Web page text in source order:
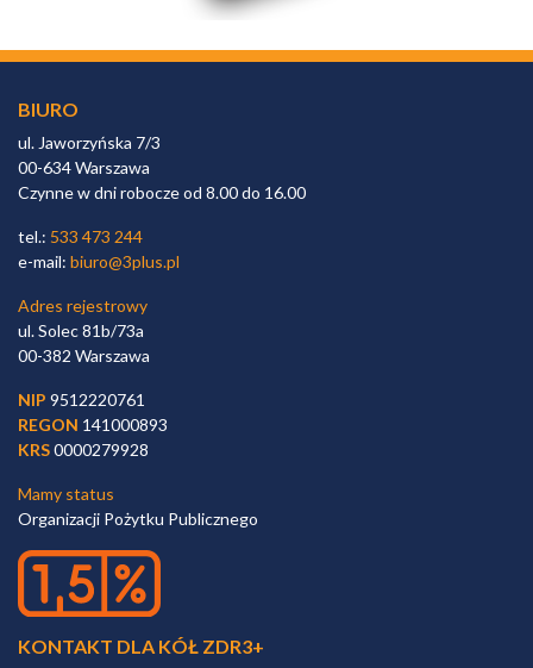
BIURO
ul. Jaworzyńska 7/3
00-634 Warszawa
Czynne w dni robocze od 8.00 do 16.00
tel.: 533 473 244
e-mail: biuro@3plus.pl
Adres rejestrowy
ul. Solec 81b/73a
00-382 Warszawa
NIP 9512220761
REGON 141000893
KRS0000279928
Mamy status
Organizacji Pożytku Publicznego
KONTAKT DLA KÓŁ ZDR3+